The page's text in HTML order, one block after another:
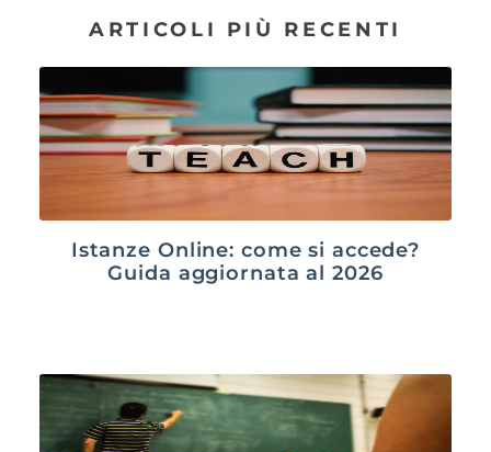
ARTICOLI PIÙ RECENTI
Istanze Online: come si accede?
Guida aggiornata al 2026